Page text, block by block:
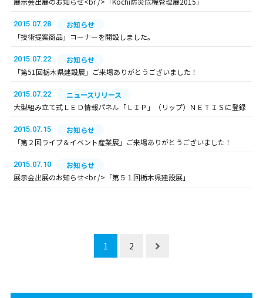
2015.07.28
お知らせ
「技術提案商品」コーナーを開設しました。
2015.07.22
お知らせ
「第51回栃木県建設展」ご来場ありがとうございました！
2015.07.22
ニュースリリース
大型組み立て式ＬＥＤ情報パネル「ＬＩＰ」（リップ）ＮＥＴＩＳに登録
2015.07.15
お知らせ
「第２回ライブ＆イベント産業展」ご来場ありがとうございました！
2015.07.10
お知らせ
展示会出展のお知らせ<br />「第５１回栃木県建設展」
1 2